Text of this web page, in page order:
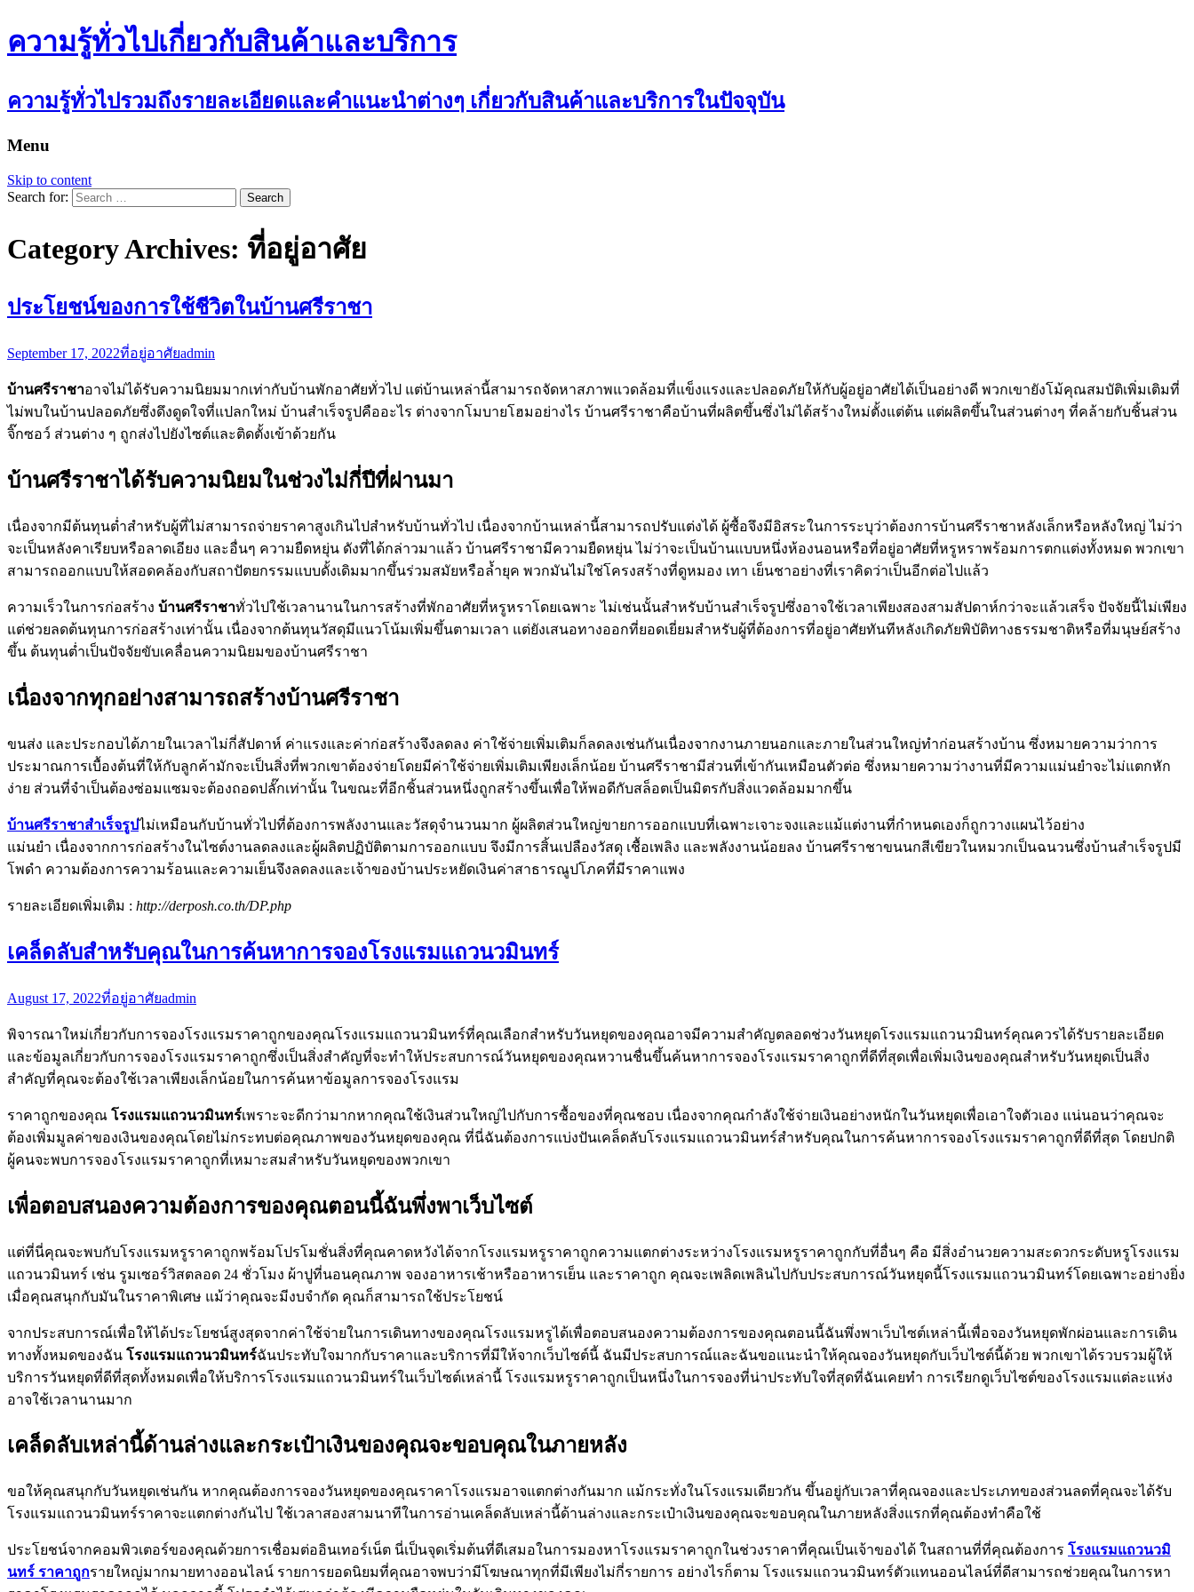
ความรู้ทั่วไปเกี่ยวกับสินค้าและบริการ
ความรู้ทั่วไปรวมถึงรายละเอียดและคำแนะนำต่างๆ เกี่ยวกับสินค้าและบริการในปัจจุบัน
Menu
Skip to content
Search for:
Category Archives: ที่อยู่อาศัย
ประโยชน์ของการใช้ชีวิตในบ้านศรีราชา
September 17, 2022ที่อยู่อาศัยadmin
บ้านศรีราชาอาจไม่ได้รับความนิยมมากเท่ากับบ้านพักอาศัยทั่วไป แต่บ้านเหล่านี้สามารถจัดหาสภาพแวดล้อมที่แข็งแรงและปลอดภัยให้กับผู้อยู่อาศัยได้เป็นอย่างดี พวกเขายังโม้คุณสมบัติเพิ่มเติมที่
ไม่พบในบ้านปลอดภัยซึ่งดึงดูดใจที่แปลกใหม่ บ้านสำเร็จรูปคืออะไร ต่างจากโมบายโฮมอย่างไร บ้านศรีราชาคือบ้านที่ผลิตขึ้นซึ่งไม่ได้สร้างใหม่ตั้งแต่ต้น แต่ผลิตขึ้นในส่วนต่างๆ ที่คล้ายกับชิ้นส่วน
จิ๊กซอว์ ส่วนต่าง ๆ ถูกส่งไปยังไซต์และติดตั้งเข้าด้วยกัน
บ้านศรีราชาได้รับความนิยมในช่วงไม่กี่ปีที่ผ่านมา
เนื่องจากมีต้นทุนต่ำสำหรับผู้ที่ไม่สามารถจ่ายราคาสูงเกินไปสำหรับบ้านทั่วไป เนื่องจากบ้านเหล่านี้สามารถปรับแต่งได้ ผู้ซื้อจึงมีอิสระในการระบุว่าต้องการบ้านศรีราชาหลังเล็กหรือหลังใหญ่ ไม่ว่า
จะเป็นหลังคาเรียบหรือลาดเอียง และอื่นๆ ความยืดหยุ่น ดังที่ได้กล่าวมาแล้ว บ้านศรีราชามีความยืดหยุ่น ไม่ว่าจะเป็นบ้านแบบหนึ่งห้องนอนหรือที่อยู่อาศัยที่หรูหราพร้อมการตกแต่งทั้งหมด พวกเขา
สามารถออกแบบให้สอดคล้องกับสถาปัตยกรรมแบบดั้งเดิมมากขึ้นร่วมสมัยหรือล้ำยุค พวกมันไม่ใช่โครงสร้างที่ดูหมอง เทา เย็นชาอย่างที่เราคิดว่าเป็นอีกต่อไปแล้ว
ความเร็วในการก่อสร้าง บ้านศรีราชาทั่วไปใช้เวลานานในการสร้างที่พักอาศัยที่หรูหราโดยเฉพาะ ไม่เช่นนั้นสำหรับบ้านสำเร็จรูปซึ่งอาจใช้เวลาเพียงสองสามสัปดาห์กว่าจะแล้วเสร็จ ปัจจัยนี้ไม่เพียง
แต่ช่วยลดต้นทุนการก่อสร้างเท่านั้น เนื่องจากต้นทุนวัสดุมีแนวโน้มเพิ่มขึ้นตามเวลา แต่ยังเสนอทางออกที่ยอดเยี่ยมสำหรับผู้ที่ต้องการที่อยู่อาศัยทันทีหลังเกิดภัยพิบัติทางธรรมชาติหรือที่มนุษย์สร้าง
ขึ้น ต้นทุนต่ำเป็นปัจจัยขับเคลื่อนความนิยมของบ้านศรีราชา
เนื่องจากทุกอย่างสามารถสร้างบ้านศรีราชา
ขนส่ง และประกอบได้ภายในเวลาไม่กี่สัปดาห์ ค่าแรงและค่าก่อสร้างจึงลดลง ค่าใช้จ่ายเพิ่มเติมก็ลดลงเช่นกันเนื่องจากงานภายนอกและภายในส่วนใหญ่ทำก่อนสร้างบ้าน ซึ่งหมายความว่าการ
ประมาณการเบื้องต้นที่ให้กับลูกค้ามักจะเป็นสิ่งที่พวกเขาต้องจ่ายโดยมีค่าใช้จ่ายเพิ่มเติมเพียงเล็กน้อย บ้านศรีราชามีส่วนที่เข้ากันเหมือนตัวต่อ ซึ่งหมายความว่างานที่มีความแม่นยำจะไม่แตกหัก
ง่าย ส่วนที่จำเป็นต้องซ่อมแซมจะต้องถอดปลั๊กเท่านั้น ในขณะที่อีกชิ้นส่วนหนึ่งถูกสร้างขึ้นเพื่อให้พอดีกับสล็อตเป็นมิตรกับสิ่งแวดล้อมมากขึ้น
บ้านศรีราชาสำเร็จรูปไม่เหมือนกับบ้านทั่วไปที่ต้องการพลังงานและวัสดุจำนวนมาก ผู้ผลิตส่วนใหญ่ขายการออกแบบที่เฉพาะเจาะจงและแม้แต่งานที่กำหนดเองก็ถูกวางแผนไว้อย่าง
แม่นยำ เนื่องจากการก่อสร้างในไซต์งานลดลงและผู้ผลิตปฏิบัติตามการออกแบบ จึงมีการสิ้นเปลืองวัสดุ เชื้อเพลิง และพลังงานน้อยลง บ้านศรีราชาขนนกสีเขียวในหมวกเป็นฉนวนซึ่งบ้านสำเร็จรูปมี
โพดำ ความต้องการความร้อนและความเย็นจึงลดลงและเจ้าของบ้านประหยัดเงินค่าสาธารณูปโภคที่มีราคาแพง
รายละเอียดเพิ่มเติม : http://derposh.co.th/DP.php
เคล็ดลับสำหรับคุณในการค้นหาการจองโรงแรมแถวนวมินทร์
August 17, 2022ที่อยู่อาศัยadmin
พิจารณาใหม่เกี่ยวกับการจองโรงแรมราคาถูกของคุณโรงแรมแถวนวมินทร์ที่คุณเลือกสำหรับวันหยุดของคุณอาจมีความสำคัญตลอดช่วงวันหยุดโรงแรมแถวนวมินทร์คุณควรได้รับรายละเอียด
และข้อมูลเกี่ยวกับการจองโรงแรมราคาถูกซึ่งเป็นสิ่งสำคัญที่จะทำให้ประสบการณ์วันหยุดของคุณหวานชื่นขึ้นค้นหาการจองโรงแรมราคาถูกที่ดีที่สุดเพื่อเพิ่มเงินของคุณสำหรับวันหยุดเป็นสิ่ง
สำคัญที่คุณจะต้องใช้เวลาเพียงเล็กน้อยในการค้นหาข้อมูลการจองโรงแรม
ราคาถูกของคุณ โรงแรมแถวนวมินทร์เพราะจะดีกว่ามากหากคุณใช้เงินส่วนใหญ่ไปกับการซื้อของที่คุณชอบ เนื่องจากคุณกำลังใช้จ่ายเงินอย่างหนักในวันหยุดเพื่อเอาใจตัวเอง แน่นอนว่าคุณจะ
ต้องเพิ่มมูลค่าของเงินของคุณโดยไม่กระทบต่อคุณภาพของวันหยุดของคุณ ที่นี่ฉันต้องการแบ่งปันเคล็ดลับโรงแรมแถวนวมินทร์สำหรับคุณในการค้นหาการจองโรงแรมราคาถูกที่ดีที่สุด โดยปกติ
ผู้คนจะพบการจองโรงแรมราคาถูกที่เหมาะสมสำหรับวันหยุดของพวกเขา
เพื่อตอบสนองความต้องการของคุณตอนนี้ฉันพึ่งพาเว็บไซต์
แต่ที่นี่คุณจะพบกับโรงแรมหรูราคาถูกพร้อมโปรโมชั่นสิ่งที่คุณคาดหวังได้จากโรงแรมหรูราคาถูกความแตกต่างระหว่างโรงแรมหรูราคาถูกกับที่อื่นๆ คือ มีสิ่งอำนวยความสะดวกระดับหรูโรงแรม
แถวนวมินทร์ เช่น รูมเซอร์วิสตลอด 24 ชั่วโมง ผ้าปูที่นอนคุณภาพ จองอาหารเช้าหรืออาหารเย็น และราคาถูก คุณจะเพลิดเพลินไปกับประสบการณ์วันหยุดนี้โรงแรมแถวนวมินทร์โดยเฉพาะอย่างยิ่ง
เมื่อคุณสนุกกับมันในราคาพิเศษ แม้ว่าคุณจะมีงบจำกัด คุณก็สามารถใช้ประโยชน์
จากประสบการณ์เพื่อให้ได้ประโยชน์สูงสุดจากค่าใช้จ่ายในการเดินทางของคุณโรงแรมหรูได้เพื่อตอบสนองความต้องการของคุณตอนนี้ฉันพึ่งพาเว็บไซต์เหล่านี้เพื่อจองวันหยุดพักผ่อนและการเดิน
ทางทั้งหมดของฉัน โรงแรมแถวนวมินทร์ฉันประทับใจมากกับราคาและบริการที่มีให้จากเว็บไซต์นี้ ฉันมีประสบการณ์และฉันขอแนะนำให้คุณจองวันหยุดกับเว็บไซต์นี้ด้วย พวกเขาได้รวบรวมผู้ให้
บริการวันหยุดที่ดีที่สุดทั้งหมดเพื่อให้บริการโรงแรมแถวนวมินทร์ในเว็บไซต์เหล่านี้ โรงแรมหรูราคาถูกเป็นหนึ่งในการจองที่น่าประทับใจที่สุดที่ฉันเคยทำ การเรียกดูเว็บไซต์ของโรงแรมแต่ละแห่ง
อาจใช้เวลานานมาก
เคล็ดลับเหล่านี้ด้านล่างและกระเป๋าเงินของคุณจะขอบคุณในภายหลัง
ขอให้คุณสนุกกับวันหยุดเช่นกัน หากคุณต้องการจองวันหยุดของคุณราคาโรงแรมอาจแตกต่างกันมาก แม้กระทั่งในโรงแรมเดียวกัน ขึ้นอยู่กับเวลาที่คุณจองและประเภทของส่วนลดที่คุณจะได้รับ
โรงแรมแถวนวมินทร์ราคาจะแตกต่างกันไป ใช้เวลาสองสามนาทีในการอ่านเคล็ดลับเหล่านี้ด้านล่างและกระเป๋าเงินของคุณจะขอบคุณในภายหลังสิ่งแรกที่คุณต้องทำคือใช้
ประโยชน์จากคอมพิวเตอร์ของคุณด้วยการเชื่อมต่ออินเทอร์เน็ต นี่เป็นจุดเริ่มต้นที่ดีเสมอในการมองหาโรงแรมราคาถูกในช่วงราคาที่คุณเป็นเจ้าของได้ ในสถานที่ที่คุณต้องการ โรงแรมแถวนวมิ
นทร์ ราคาถูกรายใหญ่มากมายทางออนไลน์ รายการยอดนิยมที่คุณอาจพบว่ามีโฆษณาทุกที่มีเพียงไม่กี่รายการ อย่างไรก็ตาม โรงแรมแถวนวมินทร์ตัวแทนออนไลน์ที่ดีสามารถช่วยคุณในการหา